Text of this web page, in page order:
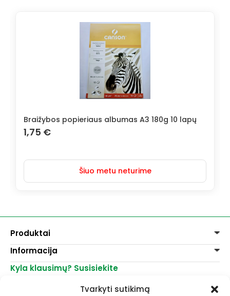
Tvarkyti sutikimą
Braižybos popieriaus albumas A3 180g 10 lapų
1,75 €
Šiuo metu neturime
Produktai
Dažai
Dekoravimui
Lakai, skiedikliai
Informacija
Pirkimo taisyklės
Kyla klausimų? Susisiekite